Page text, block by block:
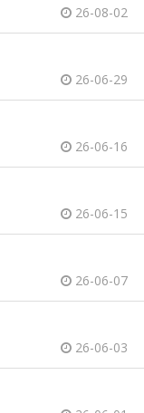
26-08-02
26-06-29
26-06-16
26-06-15
26-06-07
26-06-03